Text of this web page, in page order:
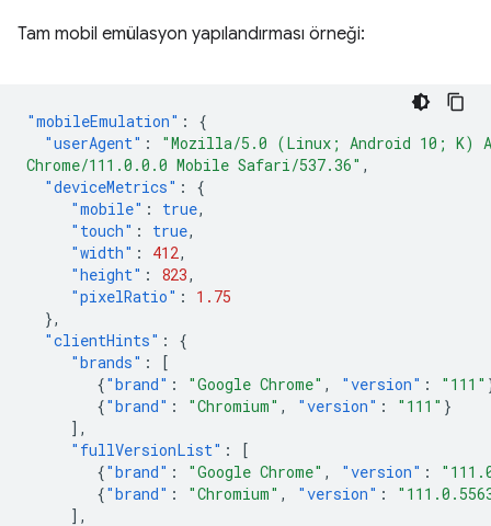
Tam mobil emülasyon yapılandırması örneği:
"mobileEmulation" :
{
"userAgent" :
"Mozilla/5.0 (Linux; Android 10; K)
Chrome/111.0.0.0 Mobile Safari/537.36" ,
"deviceMetrics" :
{
"mobile" : true,
"touch" : true,
"width" : 412,
"height" : 823,
"pixelRatio" :
1.75
},
"clientHints" :
{
"brands" :
[
{"brand" : "Google Chrome" , "version" : "111"
{"brand" : "Chromium" , "version" : "111" }
],
"fullVersionList" :
[
{"brand" : "Google Chrome" , "version" :
{"brand" : "Chromium" , "version" :
],